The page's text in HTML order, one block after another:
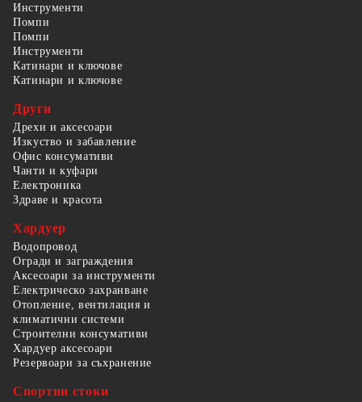
Инструменти
Помпи
Помпи
Инструменти
Катинари и ключове
Катинари и ключове
Други
Дрехи и аксесоари
Изкуство и забавление
Офис консумативи
Чанти и куфари
Електроника
Здраве и красота
Хардуер
Водопровод
Огради и заграждения
Аксесоари за инструменти
Електрическо захранване
Отопление, вентилация и
климатични системи
Строителни консумативи
Хардуер аксесоари
Резервоари за съхранение
Спортни стоки